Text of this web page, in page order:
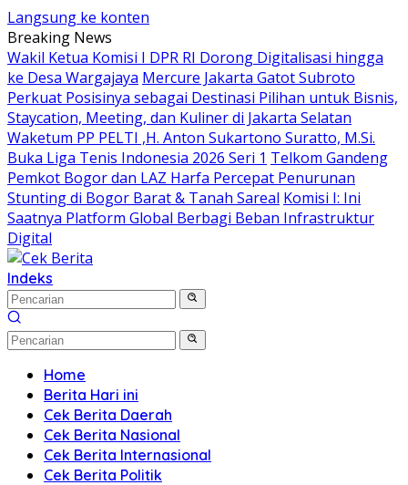
Langsung ke konten
Breaking News
Wakil Ketua Komisi I DPR RI Dorong Digitalisasi hingga
ke Desa Wargajaya Mercure Jakarta Gatot Subroto
Perkuat Posisinya sebagai Destinasi Pilihan untuk Bisnis,
Staycation, Meeting, dan Kuliner di Jakarta Selatan
Waketum PP PELTI ,H. Anton Sukartono Suratto, M.Si.
Buka Liga Tenis Indonesia 2026 Seri 1 Telkom Gandeng
Pemkot Bogor dan LAZ Harfa Percepat Penurunan
Stunting di Bogor Barat & Tanah Sareal Komisi I: Ini
Saatnya Platform Global Berbagi Beban Infrastruktur
Digital
Indeks
Home
Berita Hari ini
Cek Berita Daerah
Cek Berita Nasional
Cek Berita Internasional
Cek Berita Politik